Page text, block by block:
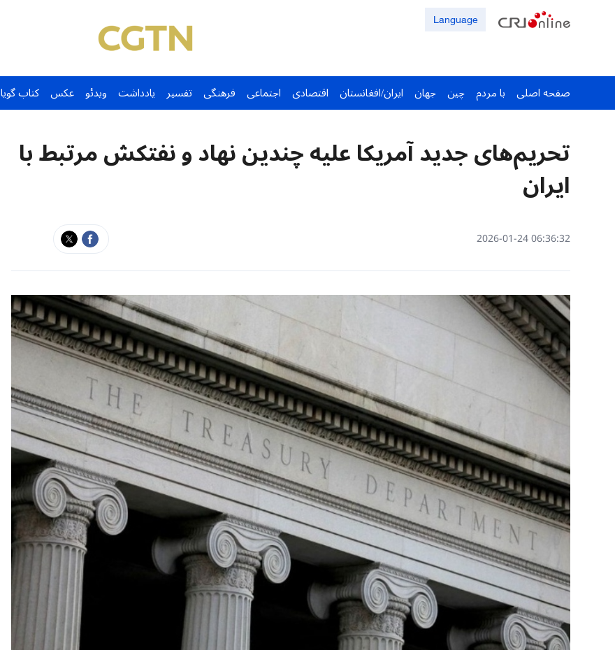
Language
صفحه اصلی با مردم چین جهان ایران/افغانستان اقتصادی اجتماعی فرهنگی تفسیر یادداشت ویدئو عکس کتاب گویا
تحریم‌های جدید آمریکا علیه چندین نهاد و نفتکش مرتبط با
ایران
06:36:32 2026-01-24